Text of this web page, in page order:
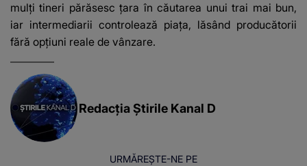
mulți tineri părăsesc țara în căutarea unui trai mai bun,
iar intermediarii controlează piața, lăsând producătorii
fără opțiuni reale de vânzare.
Redacția Știrile Kanal D
URMĂREȘTE-NE PE